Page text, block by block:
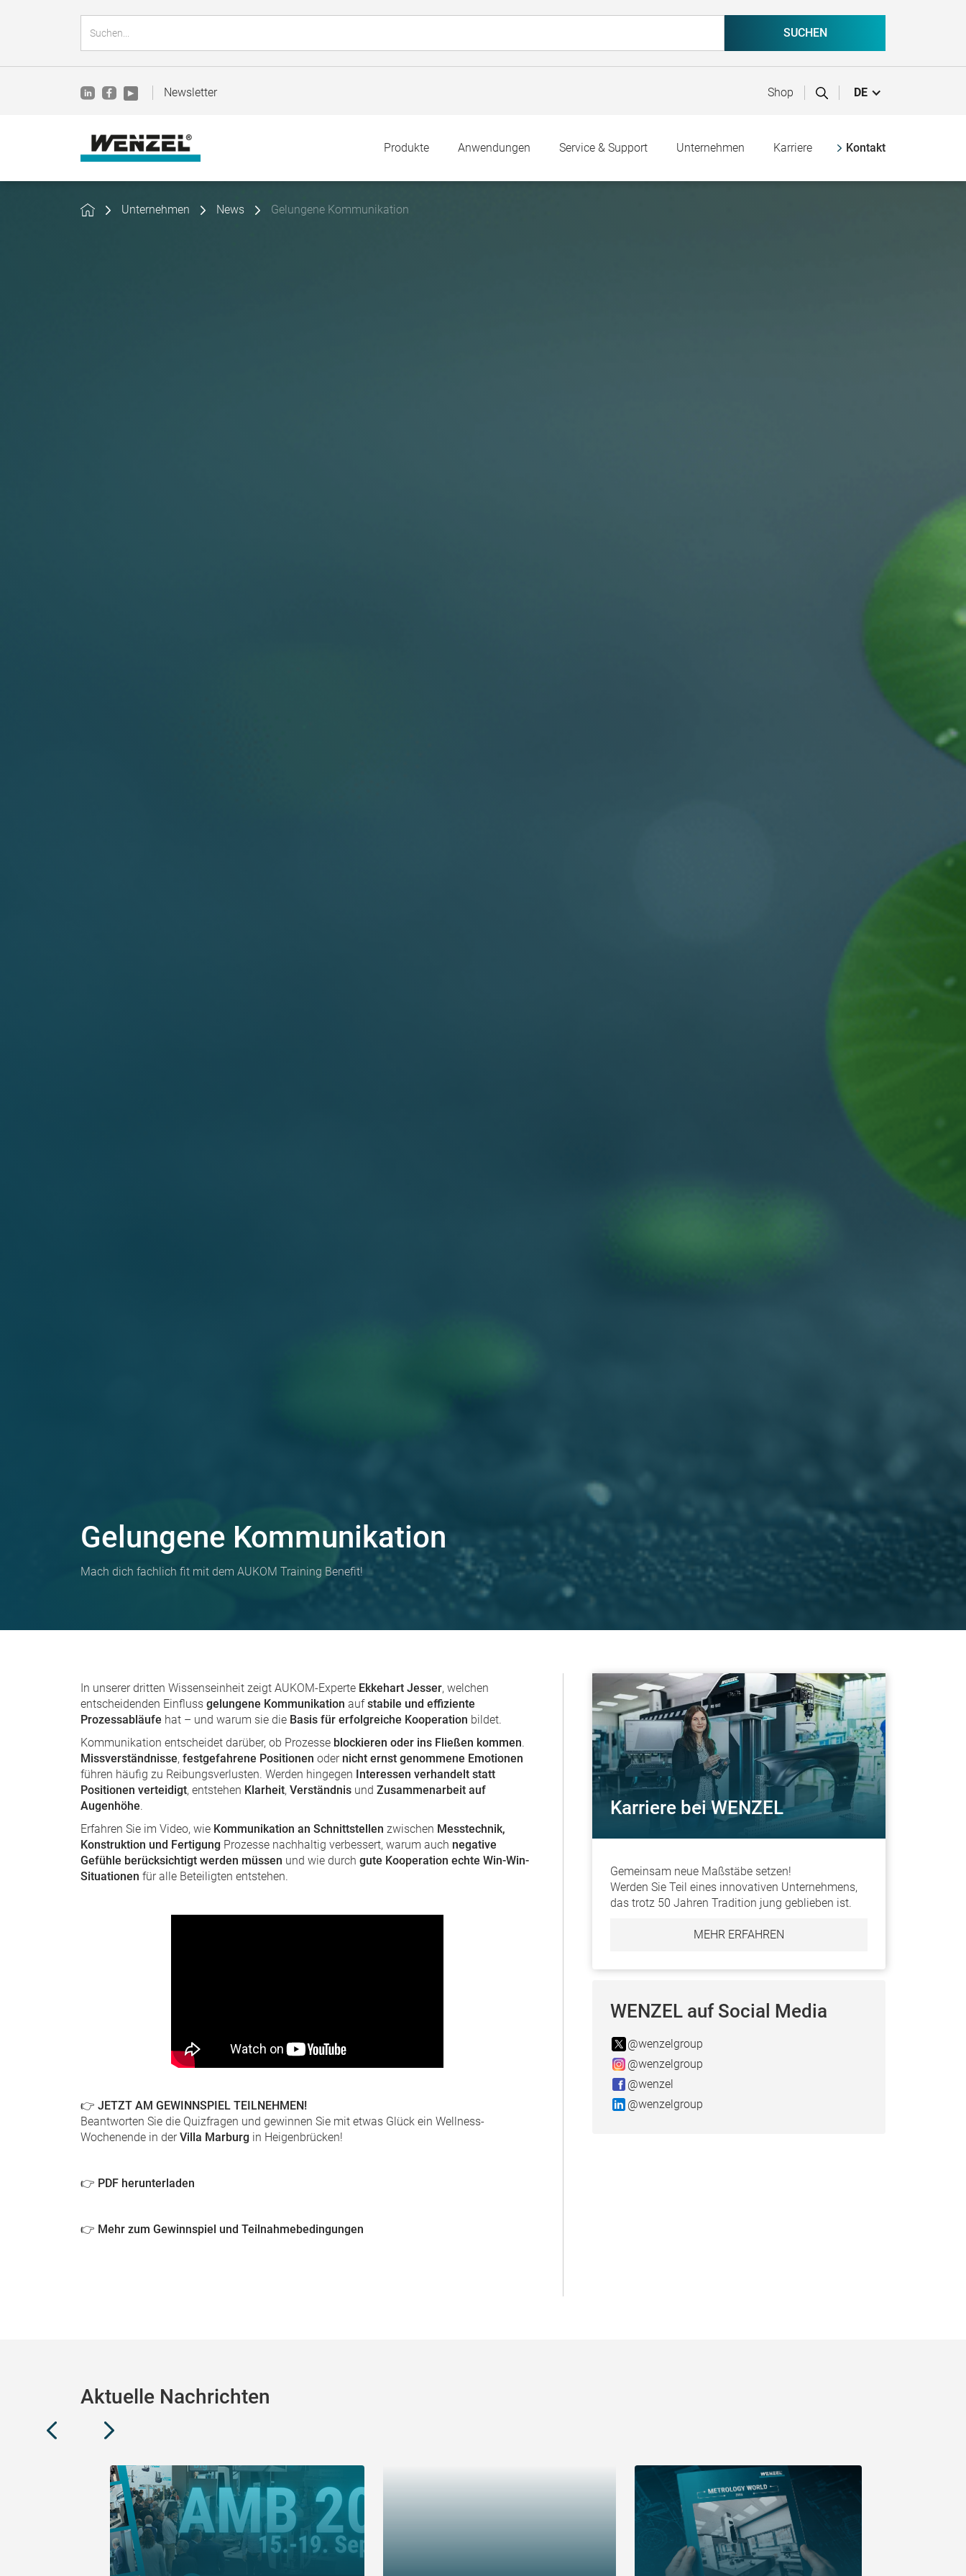
Newsletter Shop DE
Produkte Anwendungen Service & Support Unternehmen Karriere Kontakt
Unternehmen News Gelungene Kommunikation
Gelungene Kommunikation
Mach dich fachlich fit mit dem AUKOM Training Benefit!
In unserer dritten Wissenseinheit zeigt AUKOM-Experte Ekkehart Jesser, welchen
entscheidenden Einfluss gelungene Kommunikation aufstabile und effiziente
Prozessabläufe hat – und warum sie die Basis für erfolgreiche Kooperation bildet.
Kommunikation entscheidet darüber, ob Prozesse blockieren oder ins Fließen kommen.
Missverständnisse, festgefahrene Positionen oder nicht ernst genommene Emotionen
führen häufig zu Reibungsverlusten. Werden hingegen Interessen verhandelt statt
Positionen verteidigt, entstehen Klarheit, Verständnis und Zusammenarbeit auf
Augenhöhe.
Erfahren Sie im Video, wie Kommunikation an Schnittstellen zwischen Messtechnik,
Konstruktion und Fertigung Prozesse nachhaltig verbessert, warum auch negative
Gefühle berücksichtigt werden müssen und wie durch gute Kooperation echte Win-Win-
Situationen für alle Beteiligten entstehen.
👉 JETZT AM GEWINNSPIEL TEILNEHMEN!
Beantworten Sie die Quizfragen und gewinnen Sie mit etwas Glück ein Wellness-
Wochenende in derVilla Marburg in Heigenbrücken!
👉 PDF herunterladen
👉 Mehr zum Gewinnspiel und Teilnahmebedingungen
Karriere bei WENZEL
Gemeinsam neue Maßstäbe setzen!
Werden Sie Teil eines innovativen Unternehmens,
das trotz 50 Jahren Tradition jung geblieben ist.
MEHR ERFAHREN
WENZEL auf Social Media
@wenzelgroup
@wenzelgroup
@wenzel
@wenzelgroup
Aktuelle Nachrichten